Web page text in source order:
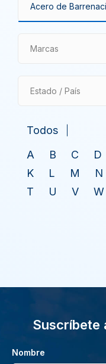
Marcas
Estado / País
Todos
A
B C D
K
L M N
T
U V W
Suscríbete
Nombre